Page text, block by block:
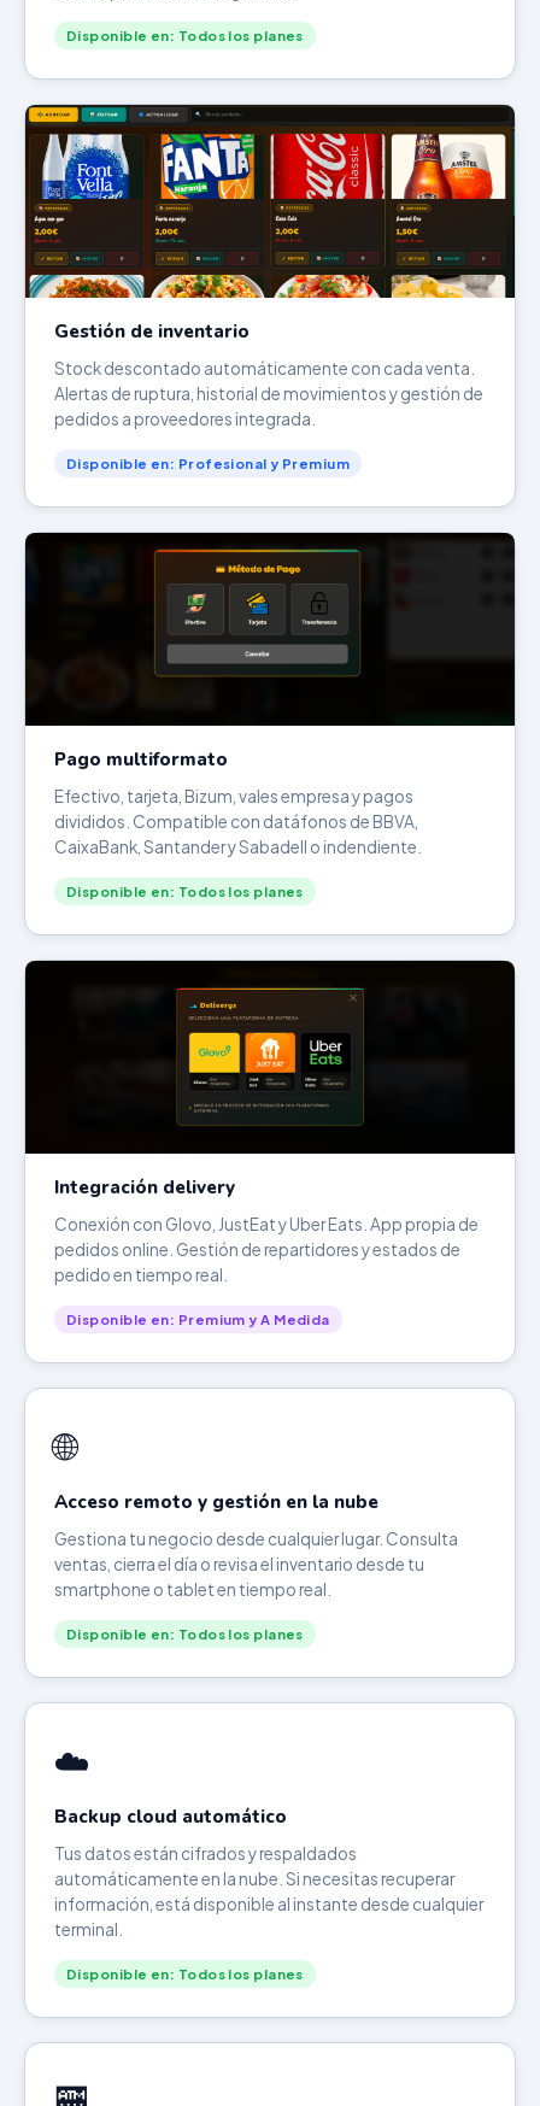
Disponible en: Todos los planes
Gestión de inventario
Stock descontado automáticamente con cada venta.
Alertas de ruptura, historial de movimientos y gestión de
pedidos a proveedores integrada.
Disponible en: Profesional y Premium
Pago multiformato
Efectivo, tarjeta, Bizum, vales empresa y pagos
divididos. Compatible con datáfonos de BBVA,
CaixaBank, Santander y Sabadell o indendiente.
Disponible en: Todos los planes
Integración delivery
Conexión con Glovo, JustEat y Uber Eats. App propia de
pedidos online. Gestión de repartidores y estados de
pedido en tiempo real.
Disponible en: Premium y A Medida
🌐
Acceso remoto y gestión en la nube
Gestiona tu negocio desde cualquier lugar. Consulta
ventas, cierra el día o revisa el inventario desde tu
smartphone o tablet en tiempo real.
Disponible en: Todos los planes
☁️
Backup cloud automático
Tus datos están cifrados y respaldados
automáticamente en la nube. Si necesitas recuperar
información, está disponible al instante desde cualquier
terminal.
Disponible en: Todos los planes